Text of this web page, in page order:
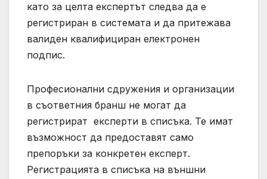
като за целта експертът следва да е
регистриран в системата и да притежава
валиден квалифициран електронен
подпис.
Професионални сдружения и организации
в съответния бранш не могат да
регистрират експерти в списъка. Те имат
възможност да предоставят само
препоръки за конкретен експерт.
Регистрацията в списъка на външни